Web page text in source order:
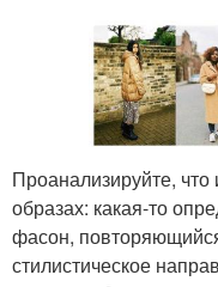
Проанализируйте,
образах: какая-то
фасон,
стилистическое